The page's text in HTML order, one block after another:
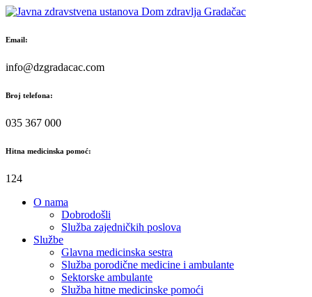
Skip
content
Email:
info@dzgradacac.com
Broj telefona:
035 367 000
Hitna medicinska pomoć:
124
O nama
Dobrodošli
Služba zajedničkih poslova
Službe
Glavna medicinska sestra
Služba porodične medicine i ambulante
Sektorske ambulante
Služba hitne medicinske pomoći